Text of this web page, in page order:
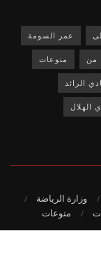
عمر السومة
من منوعات
الرائد
الهلال
وزارة الرياضة
منوعات